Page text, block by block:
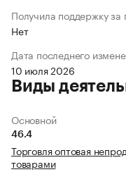
Получила поддержку за
Нет
Дата последнего
10 июля 2026
Виды
Основной
46.4
Торговля оптовая
товарами